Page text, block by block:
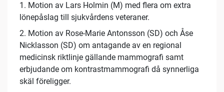
1. Motion av Lars Holmin (M) med flera om extra
lönepåslag till sjukvårdens veteraner.
2. Motion av Rose-Marie Antonsson (SD) och Åse
Nicklasson (SD) om antagande av en regional
medicinsk riktlinje gällande mammografi samt
erbjudande om kontrastmammografi då synnerliga
skäl föreligger.